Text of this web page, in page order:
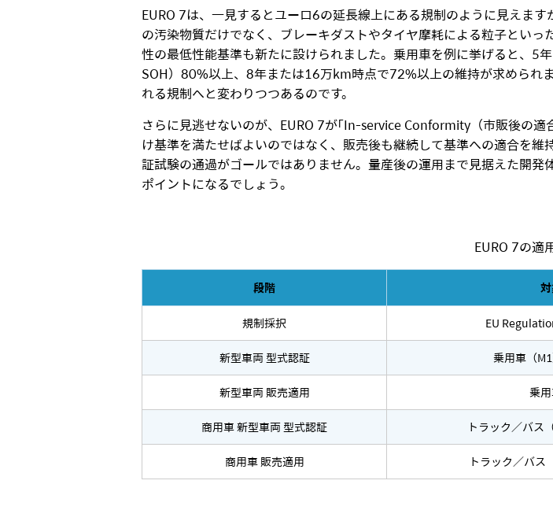
EURO 7は、一見するとユーロ6の延長線上にある規制のように見えま
の汚染物質だけでなく、ブレーキダストやタイヤ摩耗による粒子とい
性の最低性能基準も新たに設けられました。乗用車を例に挙げると、5
SOH）80%以上、8年または16万km時点で72%以上の維持が求められ
れる規制へと変わりつつあるのです。
さらに見逃せないのが、EURO 7が「In-service Conformity（市販後の
け基準を満たせばよいのではなく、販売後も継続して基準への適合を
証試験の通過がゴールではありません。量産後の運用まで見据えた開
ポイントになるでしょう。
EURO 7の適
段階
規制採択 EU
新型車両 型式認証
乗用車（
新型車両 販売適用
乗
商用車 新型車両 型式認証
トラック／バス
商用車 販売適用
トラック／バス